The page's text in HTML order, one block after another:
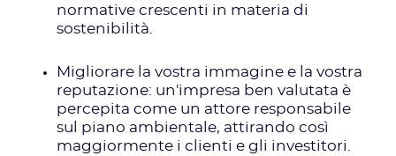
normative crescenti in materia di
sostenibilità.
Migliorare la vostra immagine e la vostra
reputazione: un'impresa ben valutata è
percepita come un attore responsabile
sul piano ambientale, attirando così
maggiormente i clienti e gli investitori.